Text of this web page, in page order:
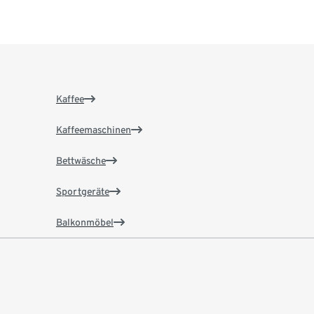
Kaffee
Kaffeemaschinen
Bettwäsche
Sportgeräte
Balkonmöbel